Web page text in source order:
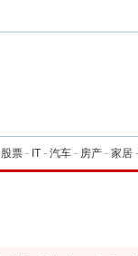
股票 - IT - 汽车 - 房产 - 家居